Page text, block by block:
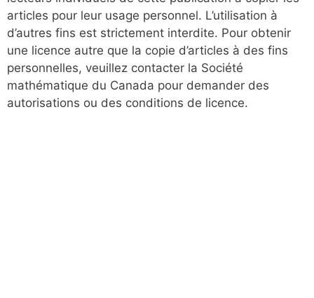
articles pour leur usage personnel. L’utilisation à
d’autres fins est strictement interdite. Pour obtenir
une licence autre que la copie d’articles à des fins
personnelles, veuillez contacter la Société
mathématique du Canada pour demander des
autorisations ou des conditions de licence.